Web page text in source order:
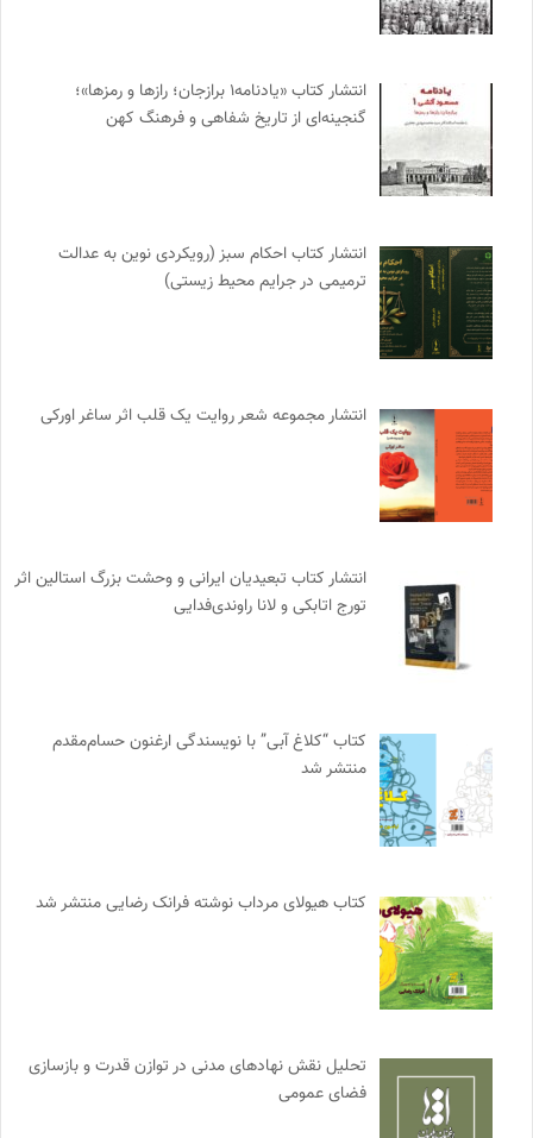
انتشار کتاب «یادنامه۱ برازجان؛ رازها و رمزها»؛
گنجینه‌ای از تاریخ شفاهی و فرهنگ کهن
انتشار کتاب احکام سبز (رویکردی نوین به عدالت
ترمیمی در جرایم محیط‌ زیستی)
انتشار مجموعه شعر روایت یک قلب اثر ساغر اورکی
انتشار کتاب تبعیدیان ایرانی و وحشت بزرگ استالین اثر
تورج اتابکی و لانا راوندی‌فدایی
کتاب “کلاغ آبی” با نویسندگی ارغنون حسام‌مقدم
منتشر شد
کتاب هیولای مرداب نوشته فرانک رضایی منتشر شد
تحلیل نقش نهادهای مدنی در توازن قدرت و بازسازی
فضای عمومی